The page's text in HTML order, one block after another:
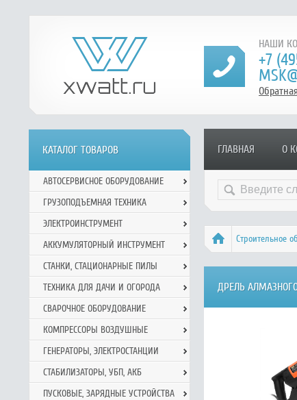
НАШИ
+7
ГЛАВНАЯ О
Строительное
ДРЕЛЬ АЛМАЗНОГО
КАТАЛОГ ТОВАРОВ
АВТОСЕРВИСНОЕ ОБОРУДОВАНИЕ
ГРУЗОПОДЪЕМНАЯ ТЕХНИКА
ЭЛЕКТРОИНСТРУМЕНТ
АККУМУЛЯТОРНЫЙ ИНСТРУМЕНТ
СТАНКИ, СТАЦИОНАРНЫЕ ПИЛЫ
ТЕХНИКА ДЛЯ ДАЧИ И ОГОРОДА
СВАРОЧНОЕ ОБОРУДОВАНИЕ
КОМПРЕССОРЫ ВОЗДУШНЫЕ
ГЕНЕРАТОРЫ, ЭЛЕКТРОСТАНЦИИ
СТАБИЛИЗАТОРЫ, УБП, АКБ
ПУСКОВЫЕ, ЗАРЯДНЫЕ УСТРОЙСТВА